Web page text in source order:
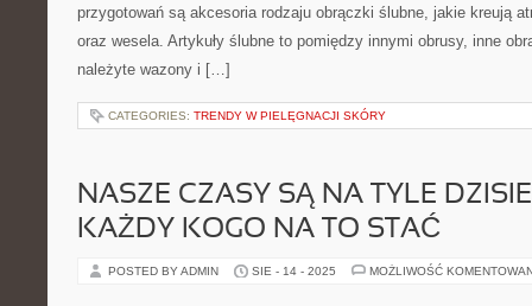
przygotowań są akcesoria rodzaju obrączki ślubne, jakie kreują
oraz wesela. Artykuły ślubne to pomiędzy innymi obrusy, inne
należyte wazony i […]
CATEGORIES: TRENDY W PIELĘGNACJI SKÓRY
NASZE CZASY SĄ NA TYLE
KAŻDY KOGO NA TO STAĆ
POSTED BY ADMIN SIE - 14 - 2025 MOŻLIWOŚĆ